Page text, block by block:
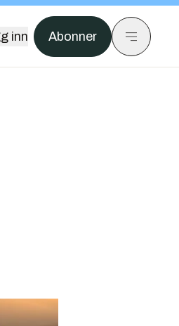
inn Abonner